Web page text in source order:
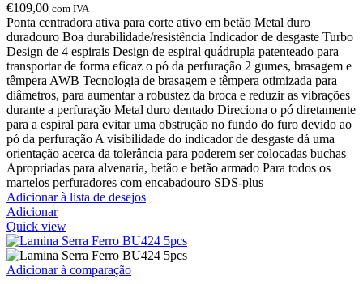
€109,00 com IVA
Ponta centradora ativa para corte ativo em betão Metal duro
duradouro Boa durabilidade/resistência Indicador de desgaste Turbo
Design de 4 espirais Design de espiral quádrupla patenteado para
transportar de forma eficaz o pó da perfuração 2 gumes, brasagem e
têmpera AWB Tecnologia de brasagem e têmpera otimizada para
diâmetros, para aumentar a robustez da broca e reduzir as vibrações
durante a perfuração Metal duro dentado Direciona o pó diretamente
para a espiral para evitar uma obstrução no fundo do furo devido ao
pó da perfuração A visibilidade do indicador de desgaste dá uma
orientação acerca da tolerância para poderem ser colocadas buchas
Apropriadas para alvenaria, betão e betão armado Para todos os
martelos perfuradores com encabadouro SDS-plus
Adicionar à lista de desejos
Adicionar
Quick view
Adicionar à comparação